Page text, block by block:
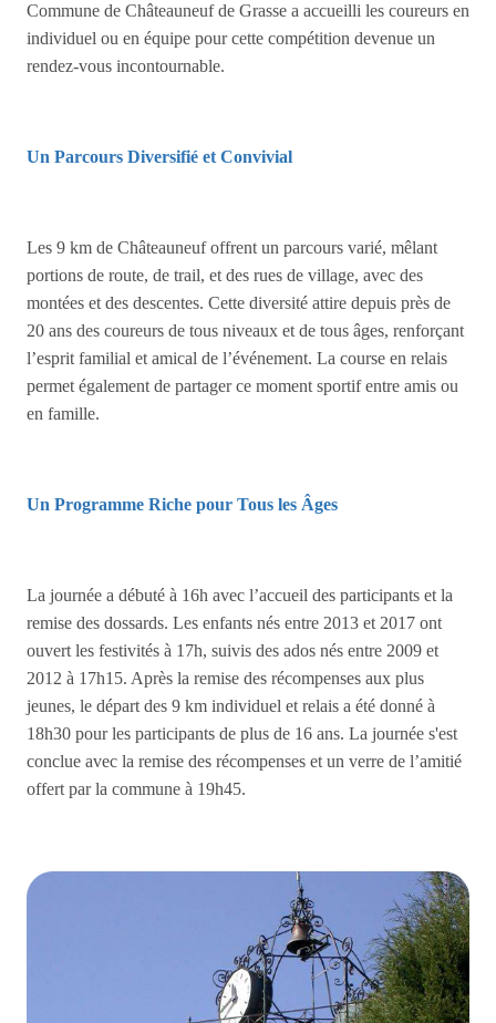
Commune de Châteauneuf de Grasse a accueilli les coureurs en
individuel ou en équipe pour cette compétition devenue un
rendez-vous incontournable.
Un Parcours Diversifié et Convivial
Les 9 km de Châteauneuf offrent un parcours varié, mêlant
portions de route, de trail, et des rues de village, avec des
montées et des descentes. Cette diversité attire depuis près de
20 ans des coureurs de tous niveaux et de tous âges, renforçant
l’esprit familial et amical de l’événement. La course en relais
permet également de partager ce moment sportif entre amis ou
en famille.
Un Programme Riche pour Tous les Âges
La journée a débuté à 16h avec l’accueil des participants et la
remise des dossards. Les enfants nés entre 2013 et 2017 ont
ouvert les festivités à 17h, suivis des ados nés entre 2009 et
2012 à 17h15. Après la remise des récompenses aux plus
jeunes, le départ des 9 km individuel et relais a été donné à
18h30 pour les participants de plus de 16 ans. La journée s'est
conclue avec la remise des récompenses et un verre de l’amitié
offert par la commune à 19h45.